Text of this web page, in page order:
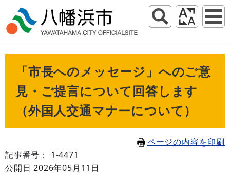
「市長へのメッセージ」へのご意
見・ご提言について回答します
（外国人交通マナーについて）
ページの内容を印刷
記事番号： 1-4471
公開日 2026年05月11日